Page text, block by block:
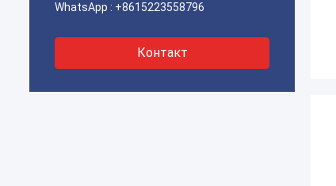
WhatsApp : +8615223558796
Контакт